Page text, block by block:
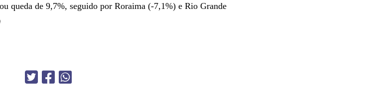
queda de 9,7%, seguido por Roraima (-7,1%) e Rio Grande